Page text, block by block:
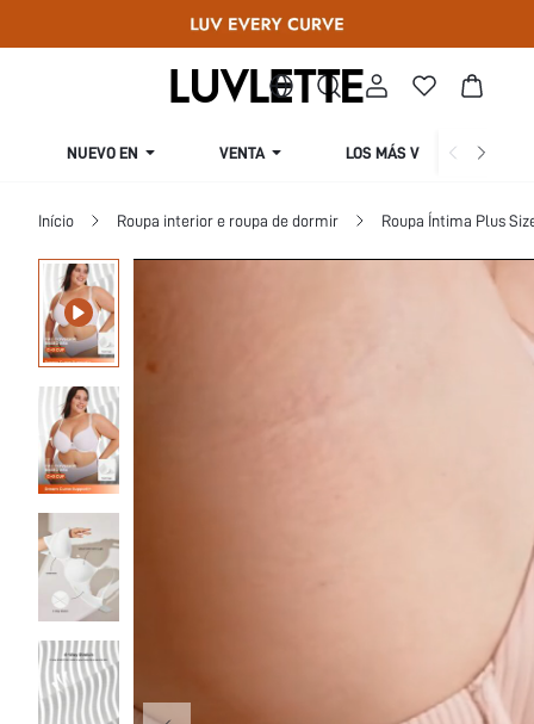
NUEVO EN VENTA LOS MÁS VENDIDOS
Início Roupa interior e roupa de dormir Roupa Íntima Plus